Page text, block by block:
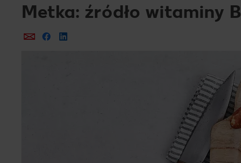
Metka: źródło witaminy B
Prześlij e-mailem
Udostępnij na Facebooku